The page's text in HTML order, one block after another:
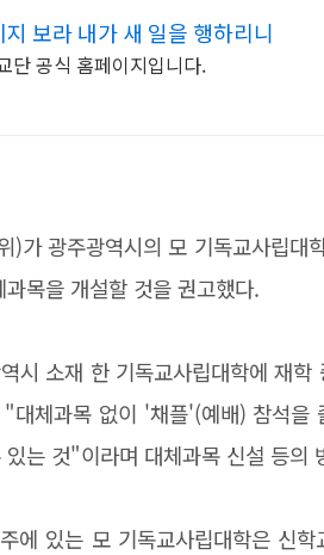
보라 내가 새 일을 행하리니
단 공식 홈페이지입니다.
)가 광주광역시의 모 기독교사립
목을 개설할 것을 권고했다.
시 소재 한 기독교사립대학에 재
대체과목 없이 '채플'(예배) 참석을
는 것"이라며 대체과목 신설 등의
에 있는 모 기독교사립대학은 신